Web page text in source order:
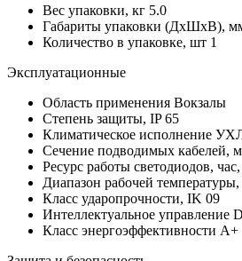
Вес упаковки, кг 5.0
Габариты упаковки (ДхШхВ),
Количество в упаковке, шт 1
Эксплуатационные
Область применения Вокзалы
Степень защиты, IP65
Климатическое исполнение
Сечение подводимых кабелей,
Ресурс работы светодиодов,
Диапазон рабочей температуры,
Класс ударопрочности, IK 09
Интеллектуальное управление
Класс энергоэффективности A+